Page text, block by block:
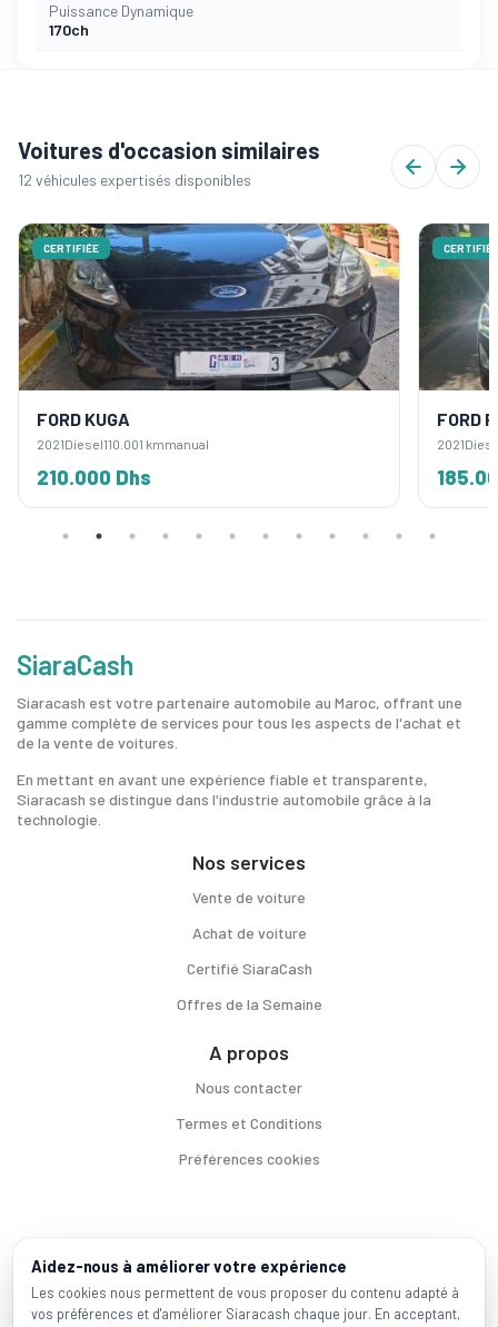
Puissance Dynamique
170ch
Voitures d'occasion similaires
12 véhicules expertisés disponibles
CERTIFIÉE
FORD KUGA
2021Diesel110.001 kmmanual
210.000 Dhs
CERTIFIÉE
FORD
2021
SiaraCash
Siaracash est votre partenaire automobile au Maroc, offrant une
gamme complète de services pour tous les aspects de l'achat et
de la vente de voitures.
En mettant en avant une expérience fiable et transparente,
Siaracash se distingue dans l'industrie automobile grâce à la
technologie.
Nos services
Vente de voiture
Achat de voiture
Certifié SiaraCash
Offres de la Semaine
A propos
Nous contacter
Termes et Conditions
Préférences cookies
Voitures par ville
Casablanca | | Mohammadia |Salé | |
Marques populaires
Aidez-nous à améliorer votre expérience
Les cookies nous permettent de vous proposer du contenu adapté à
vos préférences et d'améliorer Siaracash chaque jour. En acceptant,